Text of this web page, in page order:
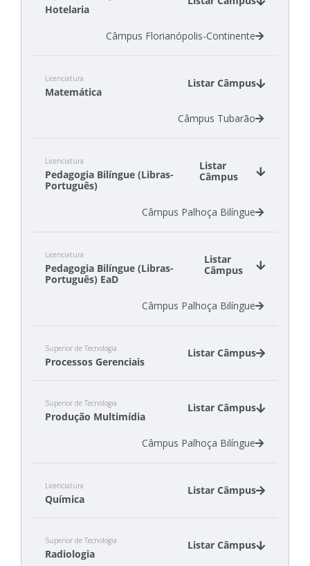
Hotelaria
Câmpus Florianópolis-Continente
Licenciatura
Matemática
Listar Câmpus
Câmpus Tubarão
Licenciatura
Pedagogia Bilíngue (Libras-
Português)
Listar
Câmpus
Câmpus Palhoça Bilíngue
Licenciatura
Pedagogia Bilíngue (Libras-
Português) EaD
Listar
Câmpus
Câmpus Palhoça Bilíngue
Superior de Tecnologia
Processos Gerenciais
Listar Câmpus
Câmpus São Miguel do Oeste
Superior de Tecnologia
Produção Multimídia
Listar Câmpus
Câmpus Palhoça Bilíngue
Licenciatura
Química
Listar Câmpus
Câmpus São José
Superior de Tecnologia
Radiologia
Listar Câmpus